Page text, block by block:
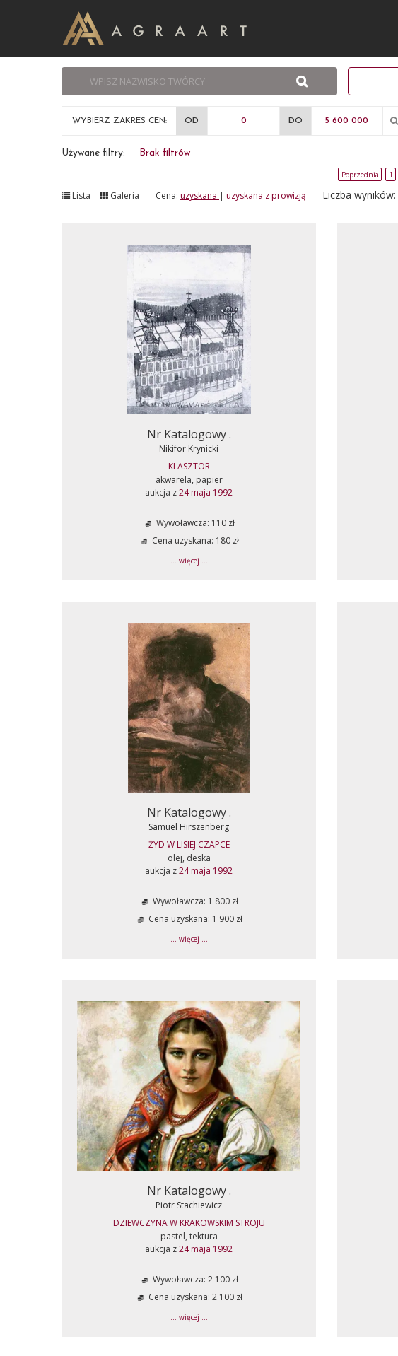
WYBIERZ ZAKRES CEN: OD DO
Używane filtry: Brak filtrów
Poprzednia 1
Lista Galeria Cena: uzyskana | uzyskana z prowizją Liczba wyników:
Nr Katalogowy .
Nikifor Krynicki
KLASZTOR
akwarela, papier
aukcja z24 maja 1992
Wywoławcza: 110 zł
Cena uzyskana: 180 zł
... więcej ...
Nr Katalogowy .
Samuel Hirszenberg
ŻYD W LISIEJ CZAPCE
olej, deska
aukcja z24 maja 1992
Wywoławcza: 1 800 zł
Cena uzyskana: 1 900 zł
... więcej ...
Nr Katalogowy .
Piotr Stachiewicz
DZIEWCZYNA W KRAKOWSKIM STROJU
pastel, tektura
aukcja z24 maja 1992
Wywoławcza: 2 100 zł
Cena uzyskana: 2 100 zł
... więcej ...